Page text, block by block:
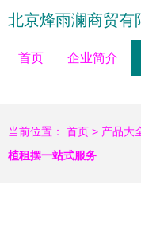
北京烽雨澜商贸有
首页 企业简介
当前位置： 首页 > 产品大
植租摆一站式服务